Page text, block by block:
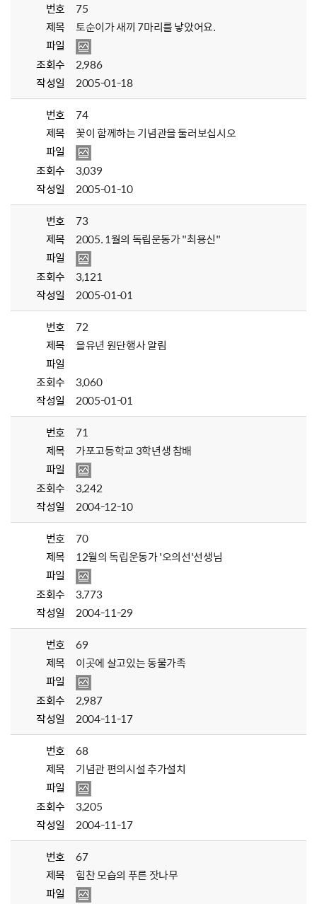
번호
75
제목
토순이가 새끼 7마리를 낳았어요.
파일
조회수
2,986
작성일
2005-01-18
번호
74
제목
꽃이 함께하는 기념관을 둘러보십시오
파일
조회수
3,039
작성일
2005-01-10
번호
73
제목
2005. 1월의 독립운동가 "최용신"
파일
조회수
3,121
작성일
2005-01-01
번호
72
제목
을유년 원단행사 알림
파일
조회수
3,060
작성일
2005-01-01
번호
71
제목
가포고등학교 3학년생 참배
파일
조회수
3,242
작성일
2004-12-10
번호
70
제목
12월의 독립운동가 '오의선'선생님
파일
조회수
3,773
작성일
2004-11-29
번호
69
제목
이곳에 살고있는 동물가족
파일
조회수
2,987
작성일
2004-11-17
번호
68
제목
기념관 편의시설 추가설치
파일
조회수
3,205
작성일
2004-11-17
번호
67
제목
힘찬 모습의 푸른 잣나무
파일